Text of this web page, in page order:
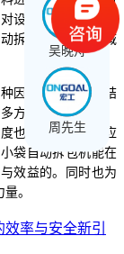
设备进行调整和优
拆包机在各个领域
因素综合作用的结
方面都表现出色，
也在不断提高，应
袋自动拆包机能在
效益的。同时也为
。
率与安全新引
吴晚舟
周先生